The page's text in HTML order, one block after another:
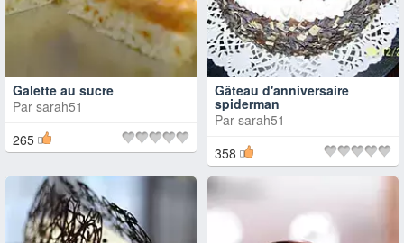
Galette au sucre
Par sarah51
265
Gâteau d'anniversaire
spiderman
Par sarah51
358